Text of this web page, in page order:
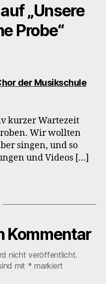
„Unsere
Probe“
der Musikschule
kurzer Wartezeit
Wir wollten
singen, und so
und Videos […]
Kommentar
nicht veröffentlicht.
mit * markiert